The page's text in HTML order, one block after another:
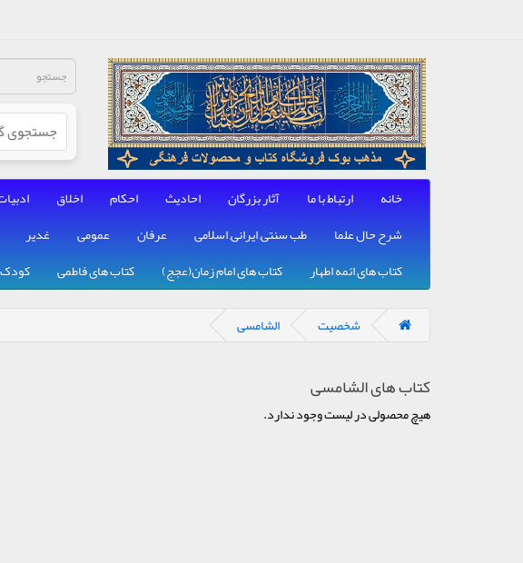
خانه ارتباط با ما آثار بزرگان احادیث احکام اخلاق
شرح حال علما
طب سنتی, ایرانی, اسلامی عرفان عمومی غدیر
کتاب های ائمه اطهار
کتاب های امام زمان(عجج) کتاب های فاطمی کودک
شخصیت الشامسی
کتاب های الشامسی
هیچ محصولی در لیست وجود ندارد.